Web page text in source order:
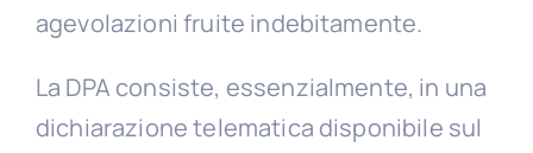
agevolazioni fruite indebitamente.
La DPA consiste, essenzialmente, in una
dichiarazione telematica disponibile sul